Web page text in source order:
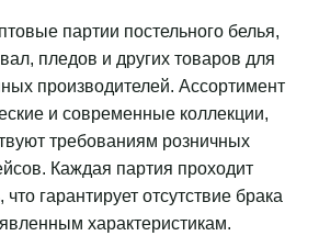
партии постельного белья,
пледов и других товаров для
производителей. Ассортимент
и современные коллекции,
требованиям розничных
Каждая партия проходит
гарантирует отсутствие брака
характеристикам.